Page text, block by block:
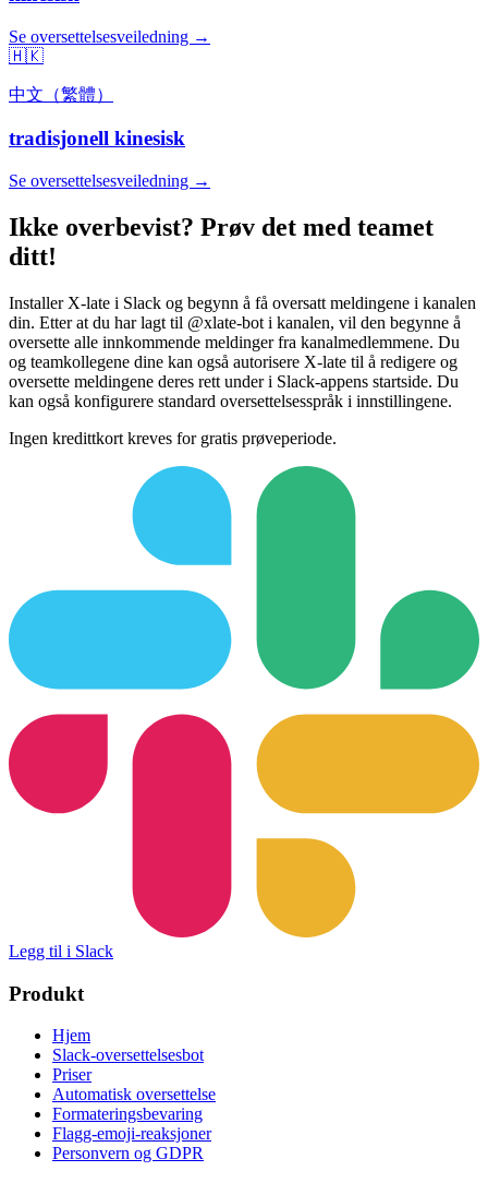
Se oversettelsesveiledning →
🇭🇰
中文（繁體）
tradisjonell kinesisk
Se oversettelsesveiledning →
Ikke overbevist? Prøv det med teamet
ditt!
Installer X-late i Slack og begynn å få oversatt meldingene i kanalen
din. Etter at du har lagt til @xlate-bot i kanalen, vil den begynne å
oversette alle innkommende meldinger fra kanalmedlemmene. Du
og teamkollegene dine kan også autorisere X-late til å redigere og
oversette meldingene deres rett under i Slack-appens startside. Du
kan også konfigurere standard oversettelsesspråk i innstillingene.
Ingen kredittkort kreves for gratis prøveperiode.
Legg til i Slack
Produkt
Hjem
Slack-oversettelsesbot
Priser
Automatisk oversettelse
Formateringsbevaring
Flagg-emoji-reaksjoner
Personvern og GDPR